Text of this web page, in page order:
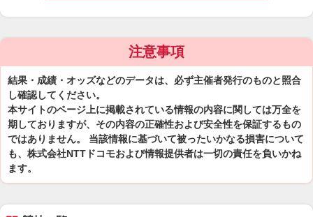
注意事項
結果・成績・オッズなどのデータは、必ず主催者発行のものと照合
し確認してください。
本サイトのページ上に掲載されている情報の内容に関しては万全を
期しておりますが、その内容の正確性および安全性を保証するもの
ではありません。 当該情報に基づいて被ったいかなる損害について
も、株式会社NTTドコモおよび情報提供者は一切の責任を負いかね
ます。